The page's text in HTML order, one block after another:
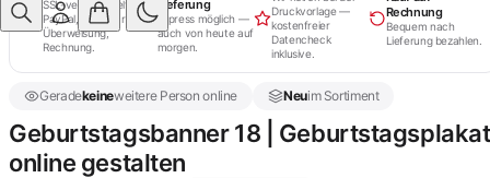
SSL-verschlüsselt.
PayPal, Kreditkarte,
Überweisung,
Rechnung.
Lieferung
Express möglich —
auch von heute auf
morgen.
Druckvorlage —
kostenfreier
Datencheck
inklusive.
Rechnung
Bequem nach
Lieferung bezahlen.
Geradekeineweitere Person online Neuim Sortiment
Geburtstagsbanner 18 | Geburtstagsplakat
online gestalten